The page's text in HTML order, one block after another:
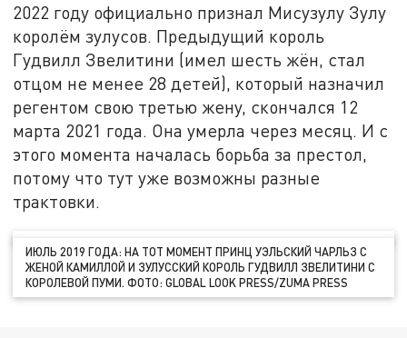
2022 году официально признал Мисузулу Зулу
королём зулусов. Предыдущий король
Гудвилл Звелитини (имел шесть жён, стал
отцом не менее 28 детей), который назначил
регентом свою третью жену, скончался 12
марта 2021 года. Она умерла через месяц. И с
этого момента началась борьба за престол,
потому что тут уже возможны разные
трактовки.
ИЮЛЬ 2019 ГОДА: НА ТОТ МОМЕНТ ПРИНЦ УЭЛЬСКИЙ ЧАРЛЬЗ С
ЖЕНОЙ КАМИЛЛОЙ И ЗУЛУССКИЙ КОРОЛЬ ГУДВИЛЛ ЗВЕЛИТИНИ С
КОРОЛЕВОЙ ПУМИ. ФОТО: GLOBAL LOOK PRESS/ZUMA PRESS